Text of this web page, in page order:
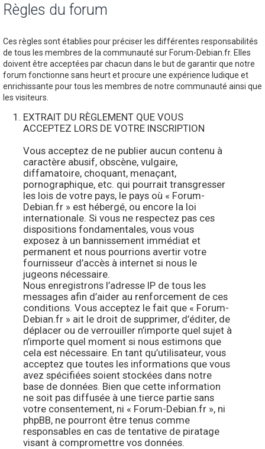
Règles du forum
Ces règles sont établies pour préciser les différentes responsabilités
de tous les membres de la communauté sur Forum-Debian.fr. Elles
doivent être acceptées par chacun dans le but de garantir que notre
forum fonctionne sans heurt et procure une expérience ludique et
enrichissante pour tous les membres de notre communauté ainsi que
les visiteurs.
EXTRAIT DU RÈGLEMENT QUE VOUS
ACCEPTEZ LORS DE VOTRE INSCRIPTION
Vous acceptez de ne publier aucun contenu à
caractère abusif, obscène, vulgaire,
diffamatoire, choquant, menaçant,
pornographique, etc. qui pourrait transgresser
les lois de votre pays, le pays où « Forum-
Debian.fr » est hébergé, ou encore la loi
internationale. Si vous ne respectez pas ces
dispositions fondamentales, vous vous
exposez à un bannissement immédiat et
permanent et nous pourrions avertir votre
fournisseur d’accès à internet si nous le
jugeons nécessaire.
Nous enregistrons l’adresse IP de tous les
messages afin d’aider au renforcement de ces
conditions. Vous acceptez le fait que « Forum-
Debian.fr » ait le droit de supprimer, d’éditer, de
déplacer ou de verrouiller n’importe quel sujet à
n’importe quel moment si nous estimons que
cela est nécessaire. En tant qu’utilisateur, vous
acceptez que toutes les informations que vous
avez spécifiées soient stockées dans notre
base de données. Bien que cette information
ne soit pas diffusée à une tierce partie sans
votre consentement, ni « Forum-Debian.fr », ni
phpBB, ne pourront être tenus comme
responsables en cas de tentative de piratage
visant à compromettre vos données.